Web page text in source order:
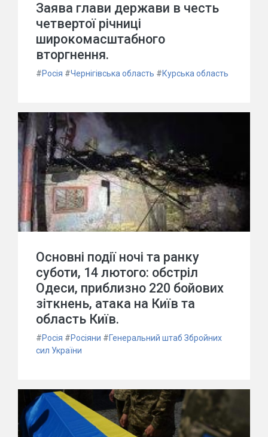
Заява глави держави в честь
четвертої річниці
широкомасштабного
вторгнення.
#Росія #Чернігівська область #Курська область
Основні події ночі та ранку
суботи, 14 лютого: обстріл
Одеси, приблизно 220 бойових
зіткнень, атака на Київ та
область Київ.
#Росія #Росіяни #Генеральний штаб Збройних
сил України